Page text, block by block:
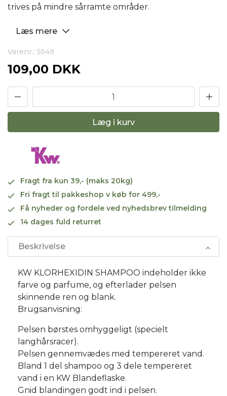
trives på mindre sårramte områder.
Læs mere
Varenr.: 5549
109,00 DKK
Læg i kurv
Fragt fra kun 39,- (maks 20kg)
Fri fragt til pakkeshop v køb for 499,-
Få nyheder og fordele ved nyhedsbrev tilmelding
14 dages fuld returret
Beskrivelse
KW KLORHEXIDIN SHAMPOO indeholder ikke
farve og parfume, og efterlader pelsen
skinnende ren og blank.
Brugsanvisning:
Pelsen børstes omhyggeligt (specielt
langhårsracer).
Pelsen gennemvædes med tempereret vand.
Bland 1 del shampoo og 3 dele tempereret
vand i en KW Blandeflaske.
Gnid blandingen godt ind i pelsen.